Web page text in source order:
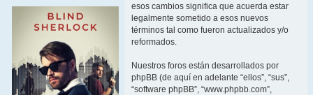
esos cambios significa que acuerda estar
legalmente sometido a esos nuevos
términos tal como fueron actualizados y/o
reformados.
Nuestros foros están desarrollados por
phpBB (de aquí en adelante “ellos”, “sus”,
“software phpBB”, “www.phpbb.com”,